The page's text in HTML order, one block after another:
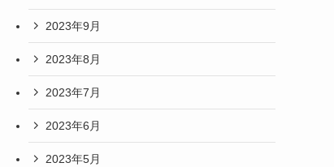
2023年9月
2023年8月
2023年7月
2023年6月
2023年5月